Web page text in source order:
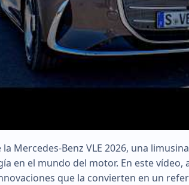
Mercedes-Benz VLE 2026, una
en el mundo del motor. En este
que la convierten en un